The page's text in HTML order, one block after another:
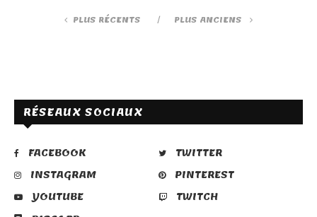
PLUS RÉCENTS PLUS ANCIENS
RÉSEAUX SOCIAUX
FACEBOOK
TWITTER
INSTAGRAM
PINTEREST
YOUTUBE
TWITCH